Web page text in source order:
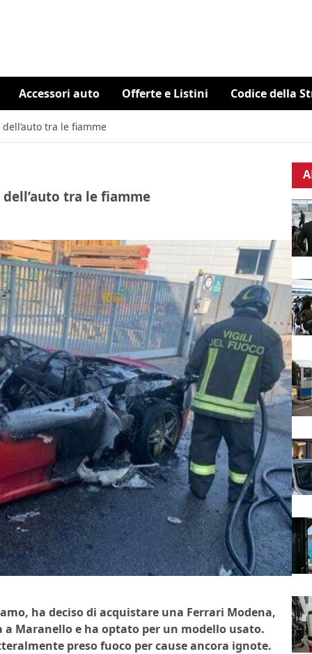
Accessori auto Offerte e Listini Codice della
tra le fiamme
tra le fiamme
ha deciso di acquistare una Ferrari Modena,
Maranello e ha optato per un modello usato.
preso fuoco per cause ancora ignote.